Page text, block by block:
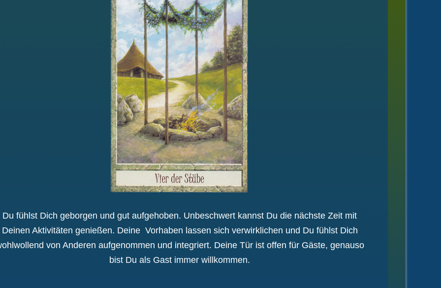
Du fühlst Dich geborgen und gut aufgehoben. Unbeschwert kannst Du die nächste Zeit mit
Deinen Aktivitäten genießen. Deine Vorhaben lassen sich verwirklichen und Du fühlst Dich
von Anderen aufgenommen und integriert. Deine Tür ist offen für Gäste, genauso
bist Du als Gast immer willkommen.